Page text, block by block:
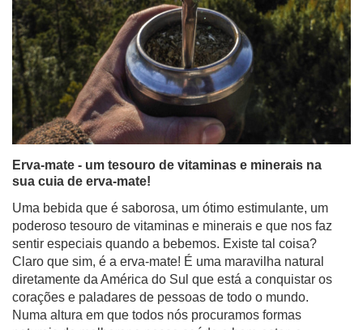
Erva-mate - um tesouro de vitaminas e minerais na
sua cuia de erva-mate!
Uma bebida que é saborosa, um ótimo estimulante, um
poderoso tesouro de vitaminas e minerais e que nos faz
sentir especiais quando a bebemos. Existe tal coisa?
Claro que sim, é a erva-mate! É uma maravilha natural
diretamente da América do Sul que está a conquistar os
corações e paladares de pessoas de todo o mundo.
Numa altura em que todos nós procuramos formas